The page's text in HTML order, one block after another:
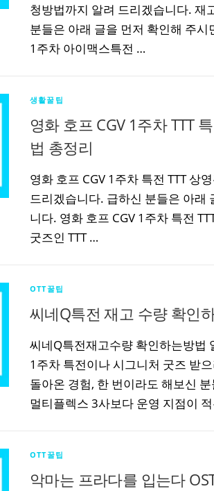
청방법까지 알려 드리겠습니다. 재
분들은 아래 글을 먼저 확인해 주시
1주차 아이맥스특전 …
생활꿀팁
영화 호프 CGV 1주차 TTT
법 총정리
영화 호프 CGV 1주차 특전 TTT 상
드리겠습니다. 급하신 분들은 아래
니다. 영화 호프 CGV 1주차 특전
굿즈인 TTT …
OTT꿀팁
씨네Q특전 재고 수량 확인
씨네Q특전재고수량 확인하는방법
1주차 특전이나 시그니처 굿즈 받
돌아온 경험, 한 번이라도 해보신
멀티플렉스 3사보다 운영 지점이
OTT꿀팁
악마는 프라다를 입는다